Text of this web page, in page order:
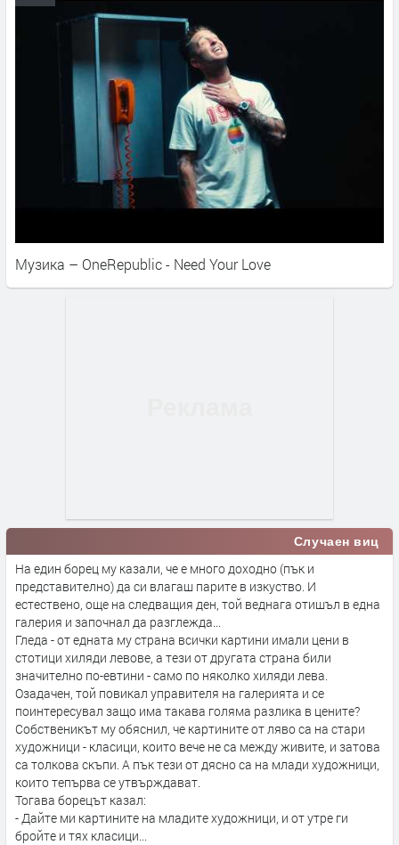
Музика – OneRepublic - Need Your Love
Случаен виц
На един борец му казали, че е много доходно (пък и
представително) да си влагаш парите в изкуство. И
естествено, още на следващия ден, той веднага отишъл в една
галерия и започнал да разглежда...
Гледа - от едната му страна всички картини имали цени в
стотици хиляди левове, а тези от другата страна били
значително по-евтини - само по няколко хиляди лева.
Озадачен, той повикал управителя на галерията и се
поинтересувал защо има такава голяма разлика в цените?
Собственикът му обяснил, че картините от ляво са на стари
художници - класици, които вече не са между живите, и затова
са толкова скъпи. А пък тези от дясно са на млади художници,
които тепърва се утвърждават.
Тогава борецът казал:
- Дайте ми картините на младите художници, и от утре ги
бройте и тях класици...